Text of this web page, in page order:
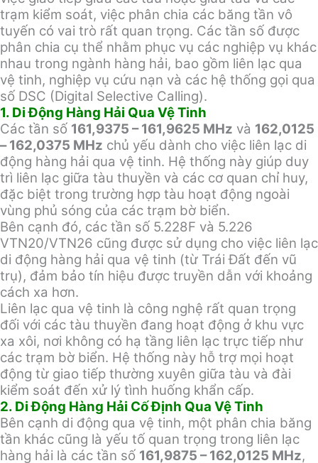
trạm kiểm soát, việc phân chia các băng tần vô
tuyến có vai trò rất quan trọng. Các tần số được
phân chia cụ thể nhằm phục vụ các nghiệp vụ khác
nhau trong ngành hàng hải, bao gồm liên lạc qua
vệ tinh, nghiệp vụ cứu nạn và các hệ thống gọi qua
số DSC (Digital Selective Calling).
1. Di Động Hàng Hải Qua Vệ Tinh
Các tần số 161,9375 – 161,9625 MHz và 162,0125
– 162,0375 MHz chủ yếu dành cho việc liên lạc di
động hàng hải qua vệ tinh. Hệ thống này giúp duy
trì liên lạc giữa tàu thuyền và các cơ quan chỉ huy,
đặc biệt trong trường hợp tàu hoạt động ngoài
vùng phủ sóng của các trạm bờ biển.
Bên cạnh đó, các tần số 5.228F và 5.226
VTN20/VTN26 cũng được sử dụng cho việc liên lạc
di động hàng hải qua vệ tinh (từ Trái Đất đến vũ
trụ), đảm bảo tín hiệu được truyền dẫn với khoảng
cách xa hơn.
Liên lạc qua vệ tinh là công nghệ rất quan trọng
đối với các tàu thuyền đang hoạt động ở khu vực
xa xôi, nơi không có hạ tầng liên lạc trực tiếp như
các trạm bờ biển. Hệ thống này hỗ trợ mọi hoạt
động từ giao tiếp thường xuyên giữa tàu và đài
kiểm soát đến xử lý tình huống khẩn cấp.
2. Di Động Hàng Hải Cố Định Qua Vệ Tinh
Bên cạnh di động qua vệ tinh, một phân chia băng
tần khác cũng là yếu tố quan trọng trong liên lạc
hàng hải là các tần số 161,9875 – 162,0125 MHz,